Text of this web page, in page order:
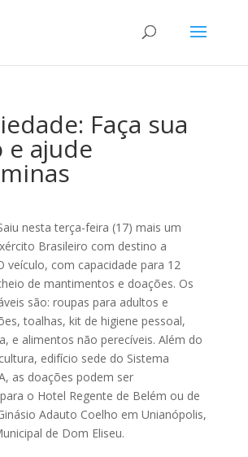
Faça sua
e ajude
nesta terça-feira (17) mais um
Brasileiro com destino a
veículo, com capacidade para 12
de mantimentos e doações. Os
são: roupas para adultos e
toalhas, kit de higiene pessoal,
e alimentos não perecíveis. Além do
edifício sede do Sistema
as doações podem ser
o Hotel Regente de Belém ou de
Adauto Coelho em Unianópolis,
de Dom Eliseu.